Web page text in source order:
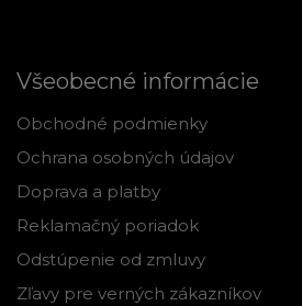
Všeobecné informácie
Obchodné podmienky
Ochrana osobných údajov
Doprava a platby
Reklamačný poriadok
Odstúpenie od zmluvy
Zľavy pre verných zákazníkov